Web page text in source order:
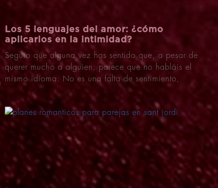
Los 5 lenguajes del amor: ¿cómo
aplicarlos en la intimidad?
Seguro que alguna vez has sentido que, a pesar de
querer mucho a alguien, parece que no habláis el
mismo idioma. No es una falta de sentimiento,